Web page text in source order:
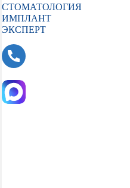
СТОМАТОЛОГИЯ
ИМПЛАНТ
ЭКСПЕРТ